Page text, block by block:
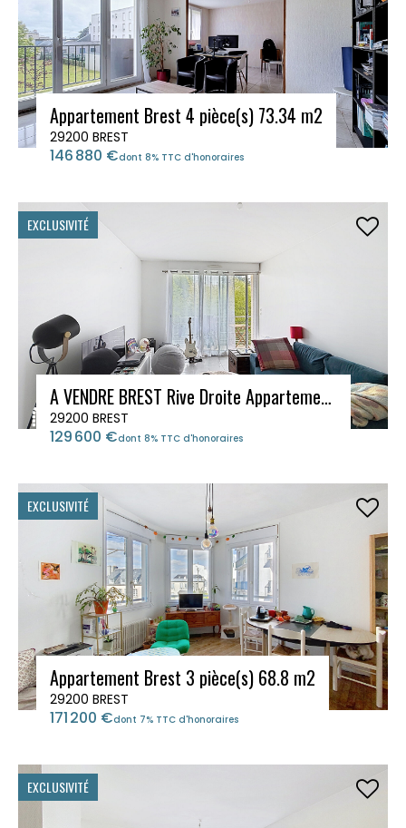
Appartement Brest 4 pièce(s) 73.34 m2
29200 BREST
146 880 €dont 8% TTC d'honoraires
EXCLUSIVITÉ
A VENDRE BREST Rive Droite Appartement Brest 2 pièce(s) 42.12 m2
29200 BREST
129 600 €dont 8% TTC d'honoraires
EXCLUSIVITÉ
Appartement Brest 3 pièce(s) 68.8 m2
29200 BREST
171 200 €dont 7% TTC d'honoraires
EXCLUSIVITÉ